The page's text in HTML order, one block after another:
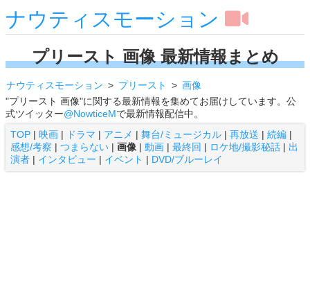
ナウティスモーション
プリースト 画像 最新情報まとめ
ナウティスモーション プリースト
画像
"プリースト 画像"に関する最新情報を集めてお届けしています。公
式ツイッター@NowticeMで最新情報配信中。
TOP | 映画 | ドラマ | アニメ | 舞台/ミュージカル | 再放送 | 続編 |
感想/考察 | つまらない | 画像 | 動画 | 最終回 | ロケ地/撮影秘話 | 出
演者 | インタビュー | イベント | DVD/ブルーレイ